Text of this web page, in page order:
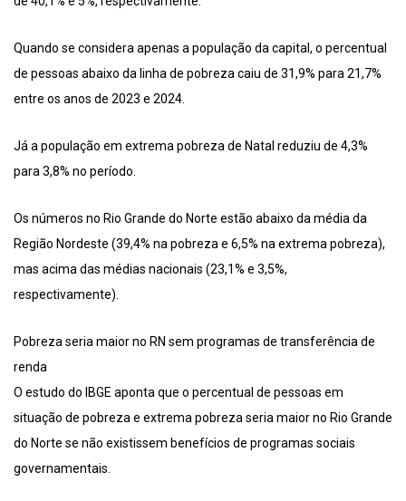
Quando se considera apenas a população da capital, o percentual
de pessoas abaixo da linha de pobreza caiu de 31,9% para 21,7%
entre os anos de 2023 e 2024.
Já a população em extrema pobreza de Natal reduziu de 4,3%
para 3,8% no período.
Os números no Rio Grande do Norte estão abaixo da média da
Região Nordeste (39,4% na pobreza e 6,5% na extrema pobreza),
mas acima das médias nacionais (23,1% e 3,5%,
respectivamente).
Pobreza seria maior no RN sem programas de transferência de
renda
O estudo do IBGE aponta que o percentual de pessoas em
situação de pobreza e extrema pobreza seria maior no Rio Grande
do Norte se não existissem benefícios de programas sociais
governamentais.